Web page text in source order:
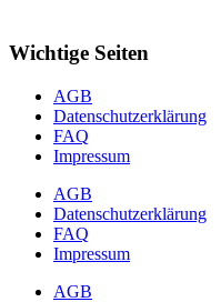
Wichtige Seiten
AGB
Datenschutzerklärung
FAQ
Impressum
AGB
Datenschutzerklärung
FAQ
Impressum
AGB